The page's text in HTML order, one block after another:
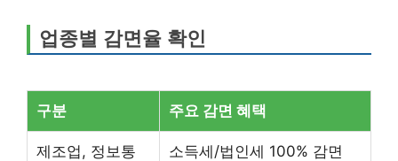
업종별 감면율 확인
구분 주요 감면 혜택
제조업, 정보통
소득세/법인세 100% 감면